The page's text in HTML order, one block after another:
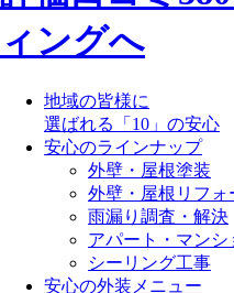
地域の皆様に
選ばれる「10」の安心
安心のラインナップ
外壁・屋根塗装
外壁・屋根リフォ
雨漏り調査・解決
アパート・マン
シーリング工事
安心の外装メニュー